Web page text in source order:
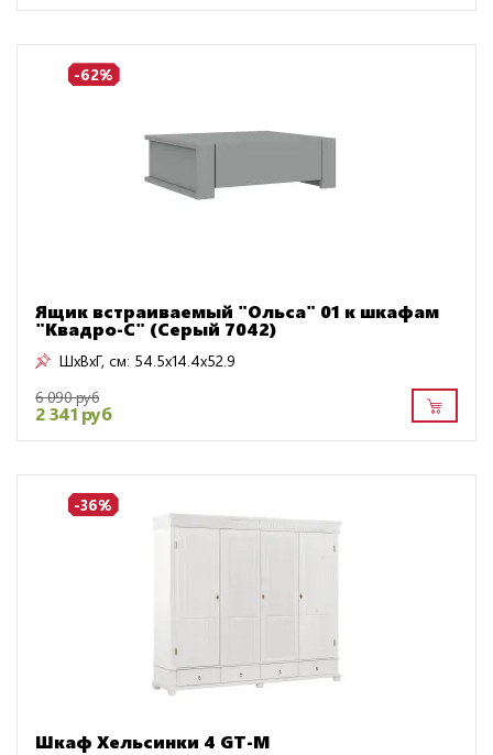
-62%
Ящик встраиваемый "Ольса" 01 к шкафам
"Квадро-С" (Серый 7042)
ШxВxГ, см: 54.5x14.4x52.9
6 090 руб
2 341 руб
-36%
Шкаф Хельсинки 4 GT-М